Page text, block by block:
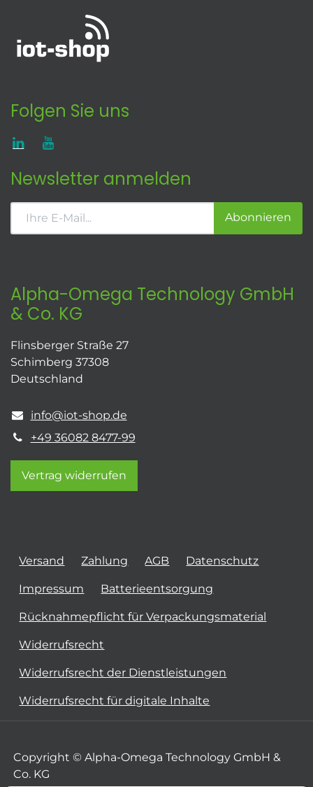
Folgen Sie uns
Newsletter anmelden
Abonnieren
Alpha-Omega Technology GmbH
& Co. KG
Flinsberger Straße 27
Schimberg 37308
Deutschland
info@iot-shop.de
+49 36082 8477-99
Vertrag widerrufen
Versand Zahlung AGB Datenschutz
Impressum Batterieentsorgung
Rücknahmepflicht für Verpackungsmaterial
Widerrufsrecht
Widerrufsrecht der Dienstleistungen
Widerrufsrecht für digitale Inhalte
Copyright © Alpha-Omega Technology GmbH &
Co. KG